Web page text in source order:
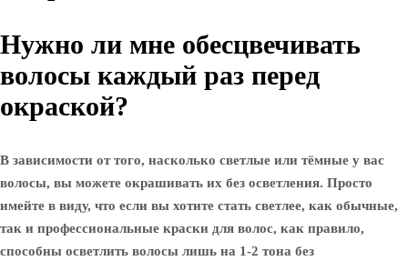
Нужно ли мне обесцвечивать
волосы каждый раз перед
окраской?
В зависимости от того, насколько светлые или тёмные у вас
волосы, вы можете окрашивать их без осветления. Просто
имейте в виду, что если вы хотите стать светлее, как обычные,
так и профессиональные краски для волос, как правило,
способны осветлить волосы лишь на 1-2 тона без